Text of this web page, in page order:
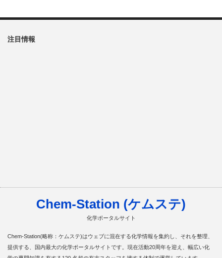
注目情報
Chem-Station (ケムステ)
化学ポータルサイト
Chem-Station(略称：ケムステ)はウェブに混在する化学情報を集約し、それを整理、
提供する、国内最大の化学ポータルサイトです。現在活動20周年を迎え、幅広い化